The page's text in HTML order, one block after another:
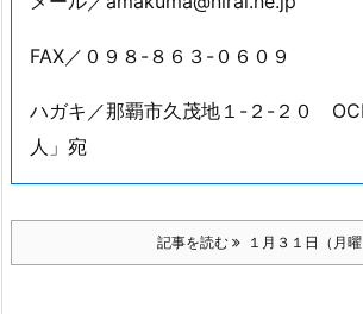
FAX／０９８-８６３-０６０９
ハガキ／那覇市久茂地１-２-２０
人」宛
記事を読む １月３１日（月